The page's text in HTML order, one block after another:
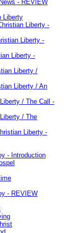
- REVIEW
Liberty
Liberty -
Liberty -
Liberty -
Liberty /
Liberty / An
/ The Call -
/ The
Liberty -
- Introduction
- REVIEW